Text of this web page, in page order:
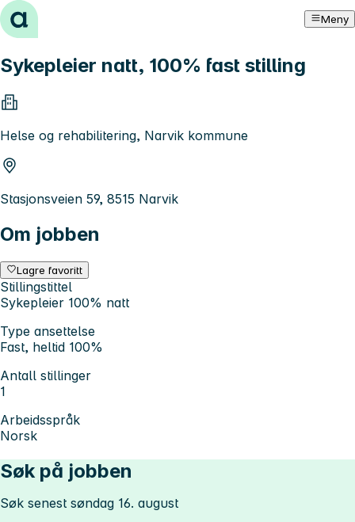
Hopp til innhold Meny
Sykepleier natt, 100% fast stilling
Helse og rehabilitering, Narvik kommune
Stasjonsveien 59, 8515 Narvik
Om jobben
Lagre favoritt
Stillingstittel
Sykepleier 100% natt
Type ansettelse
Fast, heltid 100%
Antall stillinger
1
Arbeidsspråk
Norsk
Søk på jobben
Søk senest søndag 16. august